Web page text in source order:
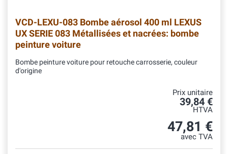
VCD-LEXU-083 Bombe aérosol 400 ml LEXUS
UX SERIE 083 Métallisées et nacrées: bombe
peinture voiture
Bombe peinture voiture pour retouche carrosserie, couleur
d'origine
Prix unitaire
39,84 €
HTVA
47,81 €
avec TVA